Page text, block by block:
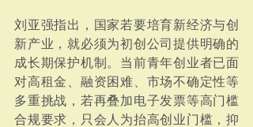
刘亚强指出，国家若要培育新经济与创
新产业，就必须为初创公司提供明确的
成长期保护机制。当前青年创业者已面
对高租金、融资困难、市场不确定性等
多重挑战，若再叠加电子发票等高门槛
合规要求，只会人为抬高创业门槛，抑